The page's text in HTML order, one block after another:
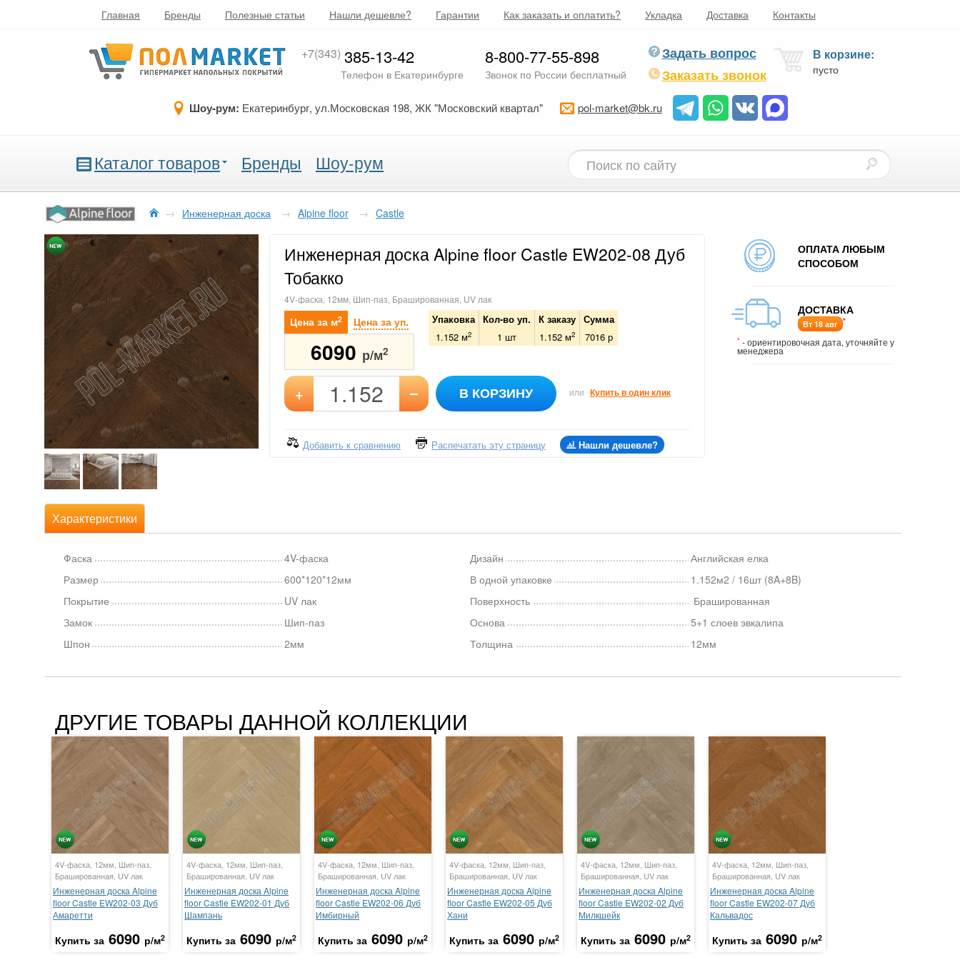
Главная Бренды Полезные статьи Нашли дешевле? Гарантии Как заказать и оплатить? Укладка Доставка Контакты
+7(343) 385-13-42
Телефон в Екатеринбурге
8-800-77-55-898
Звонок по России бесплатный
Задать вопрос
Заказать звонок
В корзине:
пусто
Шоу-рум: Екатеринбург, ул.Московская 198, ЖК "Московский квартал" pol-market@bk.ru
Каталог товаров Бренды Шоу-рум
→ Инженерная доска → Alpine floor → Castle
Инженерная доска Alpine floor Castle EW202-08 Дуб
Тобакко
4V-фаска, 12мм, Шип-паз, Брашированная, UV лак
Цена за м2 Цена за уп.
6090 р/м2
Упаковка Кол-во уп. К заказу Сумма
1.152 м2 1 шт 1.152 м2 7016 р
+ – В КОРЗИНУ или Купить в один клик
Добавить к сравнению Распечатать эту страницу Нашли дешевле?
ОПЛАТА ЛЮБЫМ
СПОСОБОМ
ДОСТАВКА
Вт 18 авг *
* - ориентировочная дата, уточняйте у
менеджера
Характеристики
Фаска
4V-фаска
Размер
600*120*12мм
Покрытие
UV лак
Замок
Шип-паз
Шпон
2мм
Дизайн
Английская елка
В одной упаковке
1.152м2 / 16шт (8A+8B)
Поверхность
Брашированная
Основа
5+1 слоев эвкалипа
Толщина
12мм
ДРУГИЕ ТОВАРЫ ДАННОЙ КОЛЛЕКЦИИ
4V-фаска, 12мм, Шип-паз,
Брашированная, UV лак
Инженерная доска Alpine
floor Castle EW202-03 Дуб
Амаретти
Купить за 6090 р/м2
4V-фаска, 12мм, Шип-паз,
Брашированная, UV лак
Инженерная доска Alpine
floor Castle EW202-01 Дуб
Шампань
Купить за 6090 р/м2
4V-фаска, 12мм, Шип-паз,
Брашированная, UV лак
Инженерная доска Alpine
floor Castle EW202-06 Дуб
Имбирный
Купить за 6090 р/м2
4V-фаска, 12мм, Шип-паз,
Брашированная, UV лак
Инженерная доска Alpine
floor Castle EW202-05 Дуб
Хани
Купить за 6090 р/м2
4V-фаска, 12мм, Шип-паз,
Брашированная, UV лак
Инженерная доска Alpine
floor Castle EW202-02 Дуб
Милкшейк
Купить за 6090 р/м2
4V-фаска, 12мм, Шип-паз,
Брашированная, UV лак
Инженерная доска Alpine
floor Castle EW202-07 Дуб
Кальвадос
Купить за 6090 р/м2